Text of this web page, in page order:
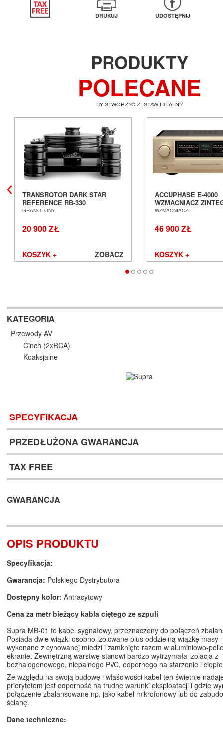
DRUKUJ UDOSTĘPNIJ
PRODUKTY
POLECANE
BY STWORZYĆ ZESTAW IDEALNY
TRANSROTOR DARK STAR
REFERENCE RB-330
GRAMOFON ANALOGOWY
GRAMOFONY
20 900 ZŁ
KOSZYK + ZOBACZ
ACCUPHASE E-4000
WZMACNIACZ
SALON POZNAŃ
WZMACNIACZE
46 900 ZŁ
KOSZYK +
KATEGORIA
Przewody AV
Cinch (2xRCA)
Koaksjalne
SPECYFIKACJA
PRZEDŁUŻONA GWARANCJA
TAX FREE
GWARANCJA
OPIS PRODUKTU
Specyfikacja:
Gwarancja: Polskiego Dystrybutora
Dostępny kolor: Antracytowy
Cena za metr bieżący kabla ciętego ze szpuli
Supra MB-01 to kabel sygnałowy, przeznaczony do połączeń
Posiada dwie wiązki osobno izolowane plus oddzielną wiązkę masy
wykonane z cynowanej miedzi i zamknięte razem w aluminiowo-
ekranie. Zewnętrzną warstwę stanowi bardzo wytrzymała izolacja z
bezhalogenowego, niepalnego PVC, odpornego na starzenie i
Ze względu na swoją budowę i właściwości kabel ten świetnie
priorytetem jest odporność na trudne warunki eksploatacji i gdzie
połączenie zbalansowane np. jako kabel mikrofonowy lub do
ścianę.
Dane techniczne: